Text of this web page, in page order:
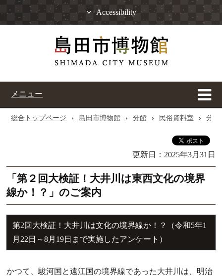
Accessibility
メニュー
総合トップページ › 島田市博物館 › 分館 › 民俗資料室 › 分館
更新日： 2025年3月31日
「第２回大検証！大井川は東西文化の境界
線か！？」のご案内
第2回大検証！大井川は文化の境界線か！？（令和5年1
月22日～8月19日まで実施したアンケート）
かつて、駿河国と遠江国の境界線であった大井川は、明治